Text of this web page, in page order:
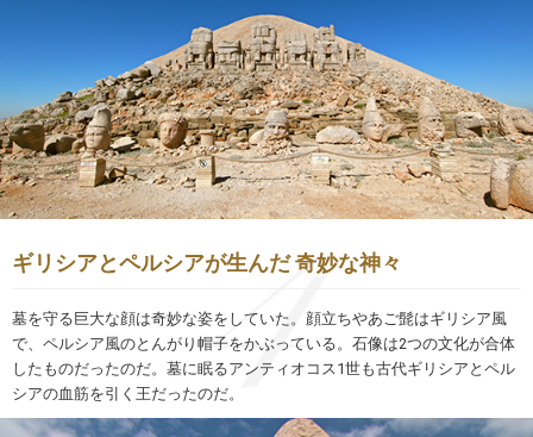
ギリシアとペルシアが生んだ 奇妙な神々
墓を守る巨大な顔は奇妙な姿をしていた。顔立ちやあご髭はギリシア風
で、ペルシア風のとんがり帽子をかぶっている。石像は2つの文化が合体
したものだったのだ。墓に眠るアンティオコス1世も古代ギリシアとペル
シアの血筋を引く王だったのだ。